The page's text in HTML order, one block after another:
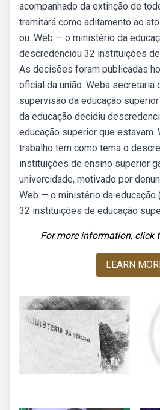
acompanhado da extinção de
tramitará como aditamento ao
ou. Web — o ministério da
descredenciou 32 instituições
As decisões foram publicadas
oficial da união. Weba secretaria
supervisão da educação
da educação decidiu
educação superior que estavam.
trabalho tem como tema o
instituições de ensino superior
univercidade, motivado por
Web — o ministério da educação
32 instituições de educação
For more information, click
LEARN